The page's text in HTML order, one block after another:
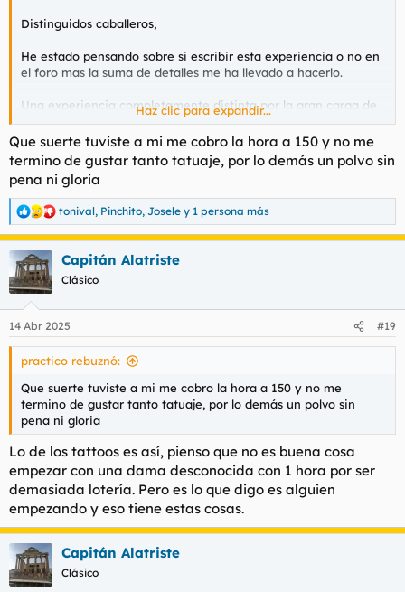
Distinguidos caballeros,
He estado pensando sobre si escribir esta experiencia o no en
el foro mas la suma de detalles me ha llevado a hacerlo.
Una experiencia completamente distinta por la gran carga de
sexualidad que conlleva una mujer del Este como es Alexandra.
La tentación me llevaba a hacer comparaciones sobre su
"explosividad" pero hubieran sido completamente
inapropiadas.
Nacionalidad: Ucrania
Forma de Contacto: Whattsapp
Fecha aproximada: Esta Semana
Telegram:
𝑨𝒍𝒆𝒙𝒂𝒏𝒅𝒓𝒂4𝒖
Lugar: C/Menorca
Higiene: Perfecta
Precio: 100€ 45min
Edad: veintimuchos o treintaninguno?
Cara: Guapa,
Pelo: Rubio
Cuerpo: Fitness total
Pecho: Operado pero atractivo
Culo: Firme y prieto
Piercings y tattos: Tattoos que acompañan su forma de ser.
Defectos corporales: Ese cuerpo no se lo ha dado Dios, es su
pleno y puro trabajo.
Actitud: Proactiva
Conversación: Buena, las damas del Este son muy inteligentes.
Besos: Todos
Fuma: Ni idea
Francés: Sublime, sin
Forniqueo: La cabalgata de las Walkirias
Griego: a partir hora con extra
Lo mejor: Esa actitud en ese cuerpo.
Haz clic para expandir...
Que suerte tuviste a mi me cobro la hora a 150 y no me
termino de gustar tanto tatuaje, por lo demás un polvo sin
pena ni gloria
R
e
a
c
c
i
e
s
tonival, Pinchito, Josele y 1 persona más
Capitán Alatriste
Clásico
14 Abr 2025 #19
practico rebuznó:
Que suerte tuviste a mi me cobro la hora a 150 y no me
termino de gustar tanto tatuaje, por lo demás un polvo sin
pena ni gloria
Lo de los tattoos es así, pienso que no es buena cosa
empezar con una dama desconocida con 1 hora por ser
demasiada lotería. Pero es lo que digo es alguien
empezando y eso tiene estas cosas.
Capitán Alatriste
Clásico